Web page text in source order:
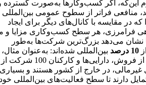
این‌که، اگر کسب‌و‌کارها به‌صورت گسترده
منافعی فراتر از سطوح عمومی
در مقایسه با کانال‌های دیگر برای ایجاد
فرامرزی، هر سطح کسب‌و‌کاری مزایا و
نشان می‌دهد بزرگ‌ترین شرکت‌ها به‌طور
بین‌المللی شده‌اند: به‌عنوان مثال،
به‌طور میانگین، نیمی از فروش، دارایی‌ها و کارکنان 100 شرکت از
در خارج از کشور هستند و بسیاری
دارند تا سطح فعالیت‌های بین‌المللی